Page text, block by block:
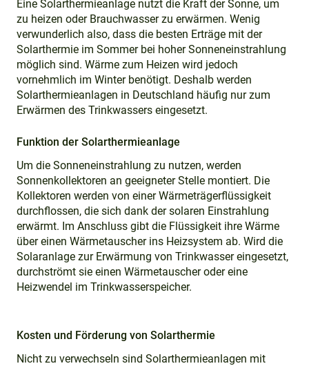
Eine Solarthermieanlage nutzt die Kraft der Sonne, um
zu heizen oder Brauchwasser zu erwärmen. Wenig
verwunderlich also, dass die besten Erträge mit der
Solarthermie im Sommer bei hoher Sonneneinstrahlung
möglich sind. Wärme zum Heizen wird jedoch
vornehmlich im Winter benötigt. Deshalb werden
Solarthermieanlagen in Deutschland häufig nur zum
Erwärmen des Trinkwassers eingesetzt.
Funktion der Solarthermieanlage
Um die Sonneneinstrahlung zu nutzen, werden
Sonnenkollektoren an geeigneter Stelle montiert. Die
Kollektoren werden von einer Wärmeträgerflüssigkeit
durchflossen, die sich dank der solaren Einstrahlung
erwärmt. Im Anschluss gibt die Flüssigkeit ihre Wärme
über einen Wärmetauscher ins Heizsystem ab. Wird die
Solaranlage zur Erwärmung von Trinkwasser eingesetzt,
durchströmt sie einen Wärmetauscher oder eine
Heizwendel im Trinkwasserspeicher.
Kosten und Förderung von Solarthermie
Nicht zu verwechseln sind Solarthermieanlagen mit